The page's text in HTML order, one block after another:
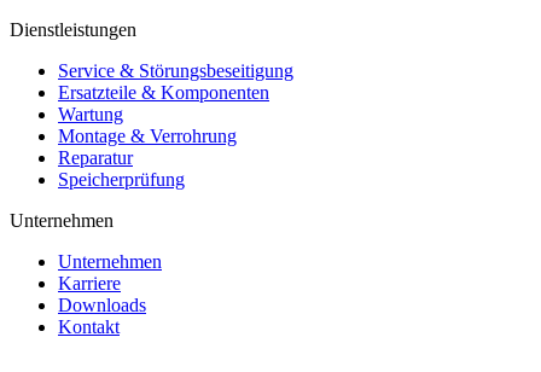
Dienstleistungen
Service & Störungsbeseitigung
Ersatzteile & Komponenten
Wartung
Montage & Verrohrung
Reparatur
Speicherprüfung
Unternehmen
Unternehmen
Karriere
Downloads
Kontakt